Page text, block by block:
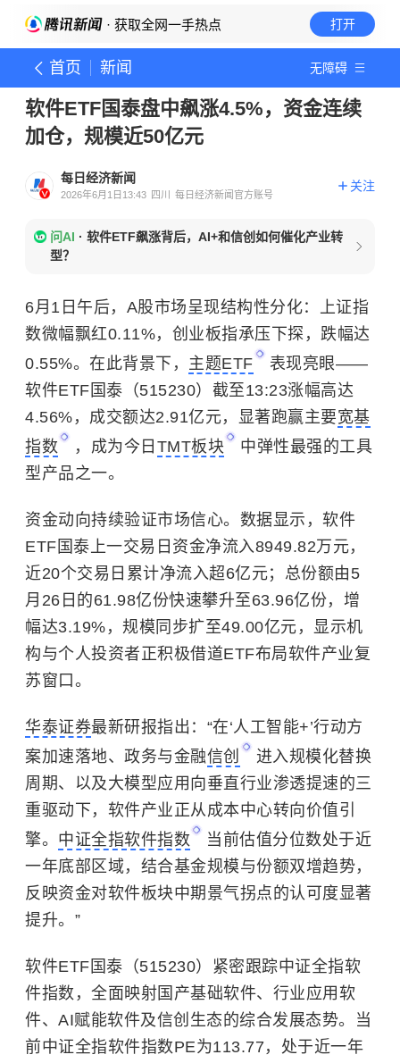
· 获取全网一手热点 打开
首页 新闻 无障碍
软件ETF国泰盘中飙涨4.5%，资金连续
加仓，规模近50亿元
每日经济新闻
2026年6月1日13:43 四川 每日经济新闻官方账号
关注
问AI · 软件ETF飙涨背后，AI+和信创如何催化产业转
型？
6月1日午后，A股市场呈现结构性分化：上证指
数微幅飘红0.11%，创业板指承压下探，跌幅达
0.55%。在此背景下， 主题ETF
表现亮眼——
软件ETF国泰（515230）截至13:23涨幅高达
4.56%，成交额达2.91亿元，显著跑赢主要宽基
指数
，成为今日 TMT板块
中弹性最强的工具
型产品之一。
资金动向持续验证市场信心。数据显示，软件
ETF国泰上一交易日资金净流入8949.82万元，
近20个交易日累计净流入超6亿元；总份额由5
月26日的61.98亿份快速攀升至63.96亿份，增
幅达3.19%，规模同步扩至49.00亿元，显示机
构与个人投资者正积极借道ETF布局软件产业复
苏窗口。
华泰证券最新研报指出：“在‘人工智能+’行动方
案加速落地、政务与金融信创
进入规模化替换
周期、以及大模型应用向垂直行业渗透提速的三
重驱动下，软件产业正从成本中心转向价值引
擎。 中证全指软件指数
当前估值分位数处于近
一年底部区域，结合基金规模与份额双增趋势，
反映资金对软件板块中期景气拐点的认可度显著
提升。”
软件ETF国泰（515230）紧密跟踪中证全指软
件指数，全面映射国产基础软件、行业应用软
件、AI赋能软件及信创生态的综合发展态势。当
前中证全指软件指数PE为113.77，处于近一年